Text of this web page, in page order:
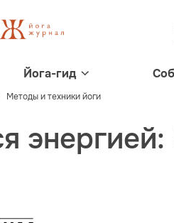
Йога-гид
Методы и техники йоги